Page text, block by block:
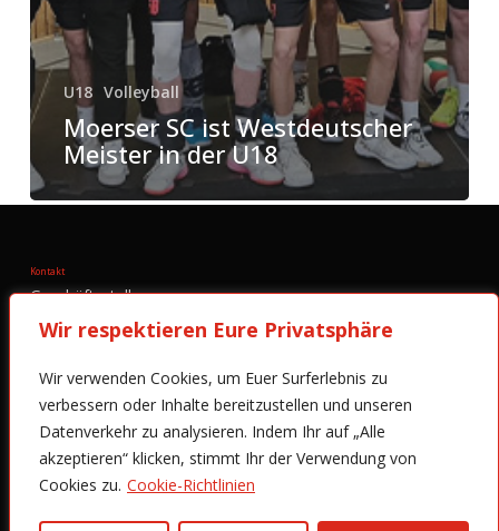
Wir respektieren Eure Privatsphäre
Wir verwenden Cookies, um Euer Surferlebnis zu
verbessern oder Inhalte bereitzustellen und unseren
Datenverkehr zu analysieren. Indem Ihr auf „Alle
akzeptieren“ klicken, stimmt Ihr der Verwendung von
Cookies zu. Cookie-Richtlinien
U18 Volleyball
Moerser SC ist Westdeutscher
Meister in der U18
Kontakt
Geschäftsstelle:
Moerser Sportclub 1985 e.V.
Zwickauer Str. 23 - 47443 Moers
Tel.: +49 (0) 2841-6004756
Email:info@moerser-sportclub.de
Öffnungszeiten:
Montag, Mittwoch und Freitag von 10 bis 13 Uhr.